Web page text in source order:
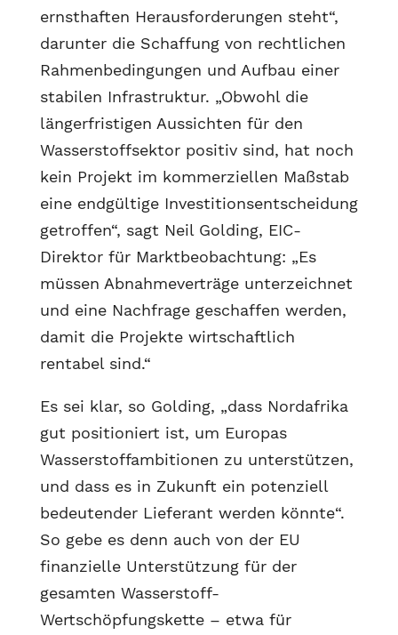
ernsthaften Herausforderungen steht“,
darunter die Schaffung von rechtlichen
Rahmenbedingungen und Aufbau einer
stabilen Infrastruktur. „Obwohl die
längerfristigen Aussichten für den
Wasserstoffsektor positiv sind, hat noch
kein Projekt im kommerziellen Maßstab
eine endgültige Investitionsentscheidung
getroffen“, sagt Neil Golding, EIC-
Direktor für Marktbeobachtung: „Es
müssen Abnahmeverträge unterzeichnet
und eine Nachfrage geschaffen werden,
damit die Projekte wirtschaftlich
rentabel sind.“
Es sei klar, so Golding, „dass Nordafrika
gut positioniert ist, um Europas
Wasserstoffambitionen zu unterstützen,
und dass es in Zukunft ein potenziell
bedeutender Lieferant werden könnte“.
So gebe es denn auch von der EU
finanzielle Unterstützung für der
gesamten Wasserstoff-
Wertschöpfungskette – etwa für